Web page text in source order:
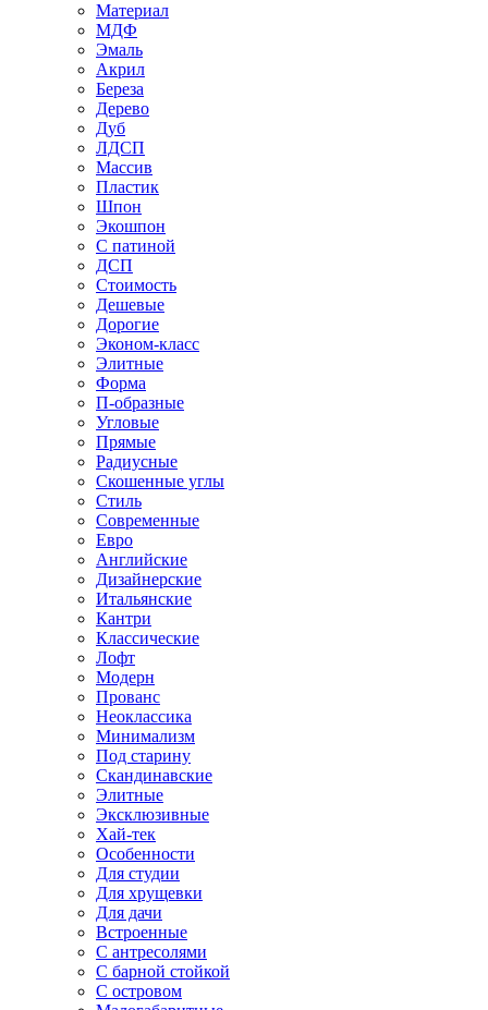
Материал
МДФ
Эмаль
Акрил
Береза
Дерево
Дуб
ЛДСП
Массив
Пластик
Шпон
Экошпон
С патиной
ДСП
Стоимость
Дешевые
Дорогие
Эконом-класс
Элитные
Форма
П-образные
Угловые
Прямые
Радиусные
Скошенные углы
Стиль
Современные
Евро
Английские
Дизайнерские
Итальянские
Кантри
Классические
Лофт
Модерн
Прованс
Неоклассика
Минимализм
Под старину
Скандинавские
Элитные
Эксклюзивные
Хай-тек
Особенности
Для студии
Для хрущевки
Для дачи
Встроенные
С антресолями
С барной стойкой
С островом